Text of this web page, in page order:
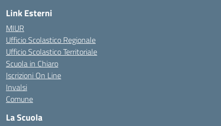
Link Esterni
MIUR
Ufficio Scolastico Regionale
Ufficio Scolastico Territoriale
Scuola in Chiaro
Iscrizioni On Line
Invalsi
Comune
La Scuola